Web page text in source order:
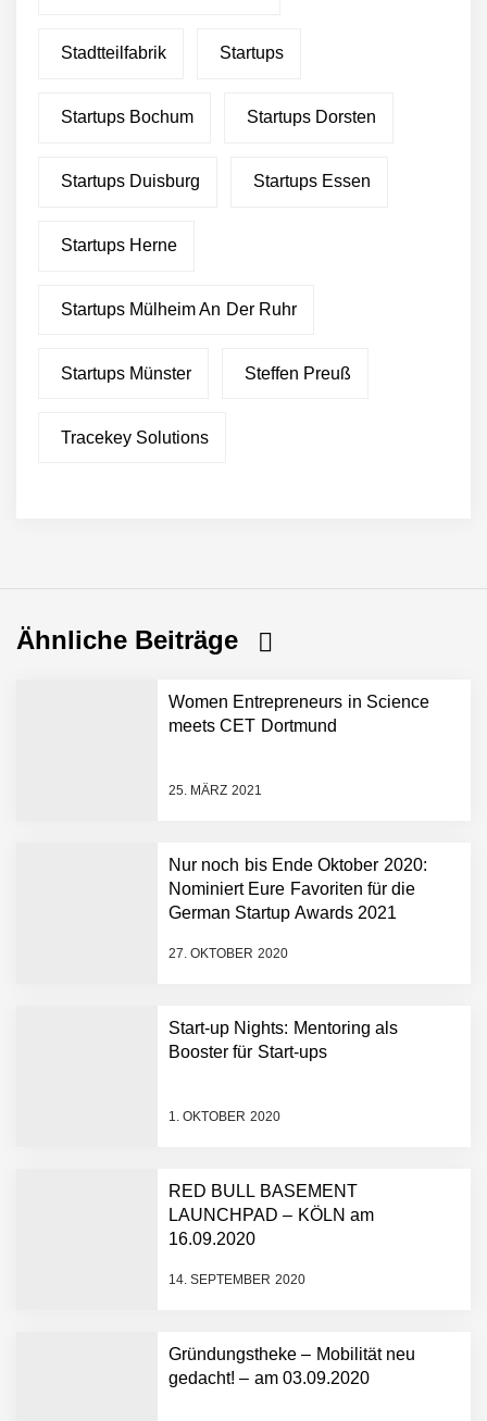
Stadtteilfabrik Startups
Startups Bochum Startups Dorsten
Startups Duisburg Startups Essen
Startups Herne
Startups Mülheim An Der Ruhr
Startups Münster Steffen Preuß
Tracekey Solutions
Ähnliche Beiträge
Women Entrepreneurs in Science
meets CET Dortmund
25. MÄRZ 2021
Nur noch bis Ende Oktober 2020:
Nominiert Eure Favoriten für die
German Startup Awards 2021
27. OKTOBER 2020
Start-up Nights: Mentoring als
Booster für Start-ups
1. OKTOBER 2020
RED BULL BASEMENT
LAUNCHPAD – KÖLN am
16.09.2020
14. SEPTEMBER 2020
Gründungstheke – Mobilität neu
gedacht! – am 03.09.2020
Restrukturierung: Green
Club stellt sich neu auf
Investoren ein
Green Club will eine Million
Wachstumskapital
Green Club startet mit
Stuttgart
nachhaltige Verpackungen
aus Palmblättern